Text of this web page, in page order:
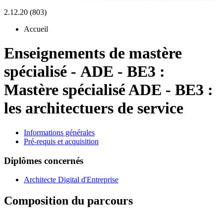
2.12.20 (803)
Accueil
Enseignements de mastère
spécialisé - ADE - BE3 :
Mastère spécialisé ADE - BE3 :
les architectuers de service
Informations générales
Pré-requis et acquisition
Diplômes concernés
Architecte Digital d'Entreprise
Composition du parcours